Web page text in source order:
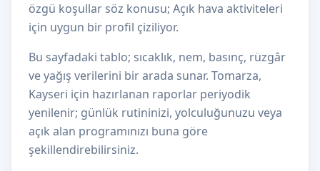
özgü koşullar söz konusu; Açık hava aktiviteleri
için uygun bir profil çiziliyor.
Bu sayfadaki tablo; sıcaklık, nem, basınç, rüzgâr
ve yağış verilerini bir arada sunar. Tomarza,
Kayseri için hazırlanan raporlar periyodik
yenilenir; günlük rutininizi, yolculuğunuzu veya
açık alan programınızı buna göre
şekillendirebilirsiniz.